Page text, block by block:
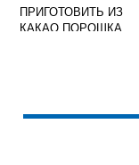
ПРИГОТОВИТЬ ИЗ
КАКАО ПОРОШКА